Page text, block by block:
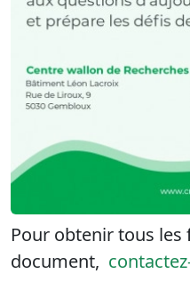
Pour obtenir tous les
document,